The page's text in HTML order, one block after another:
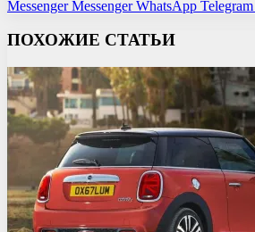
Messenger Messenger WhatsApp Telegram
ПОХОЖИЕ СТАТЬИ